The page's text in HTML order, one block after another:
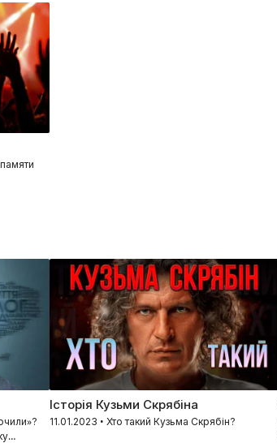
Історія Кузьми Скрябіна
11.01.2023 • Хто такий Кузьма Скрябін?